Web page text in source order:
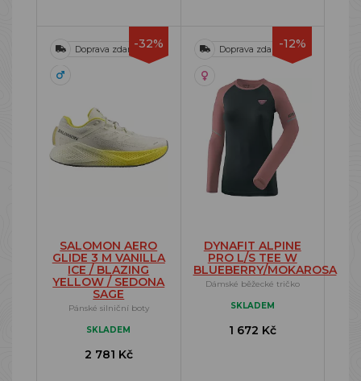
-32%
Doprava zdarma
SALOMON AERO
GLIDE 3 M VANILLA
ICE / BLAZING
YELLOW / SEDONA
SAGE
Pánské silniční boty
SKLADEM
2 781 Kč
-12%
Doprava zdarma
DYNAFIT ALPINE
PRO L/S TEE W
BLUEBERRY/MOKAROSA
Dámské běžecké tričko
SKLADEM
1 672 Kč